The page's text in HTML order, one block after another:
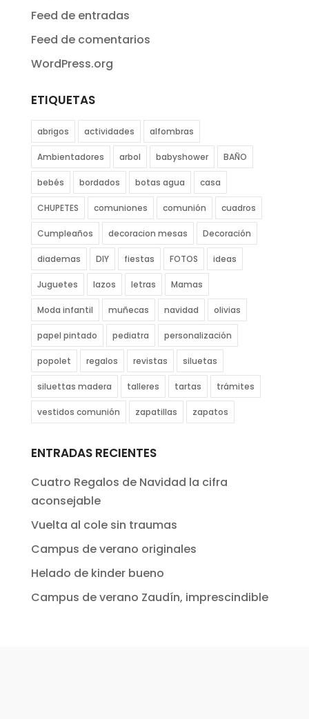
Feed de entradas
Feed de comentarios
WordPress.org
ETIQUETAS
abrigos actividades alfombras
Ambientadores arbol babyshower BAÑO
bebés bordados botas agua casa
CHUPETES comuniones comunión cuadros
Cumpleaños decoracion mesas Decoración
diademas DIY fiestas FOTOS ideas
Juguetes lazos letras Mamas
Moda infantil muñecas navidad olivias
papel pintado pediatra personalización
popolet regalos revistas siluetas
siluettas madera talleres tartas trámites
vestidos comunión zapatillas zapatos
ENTRADAS RECIENTES
Cuatro Regalos de Navidad la cifra
aconsejable
Vuelta al cole sin traumas
Campus de verano originales
Helado de kinder bueno
Campus de verano Zaudín, imprescindible